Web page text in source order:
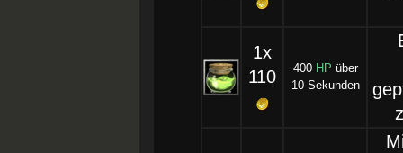
1x
110
400 HP über
10 Sekunden